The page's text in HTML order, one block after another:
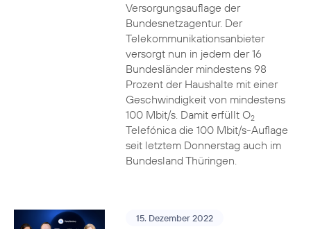
Versorgungsauflage der
Bundesnetzagentur. Der
Telekommunikationsanbieter
versorgt nun in jedem der 16
Bundesländer mindestens 98
Prozent der Haushalte mit einer
Geschwindigkeit von mindestens
100 Mbit/s. Damit erfüllt O2
Telefónica die 100 Mbit/s-Auflage
seit letztem Donnerstag auch im
Bundesland Thüringen.
15. Dezember 2022